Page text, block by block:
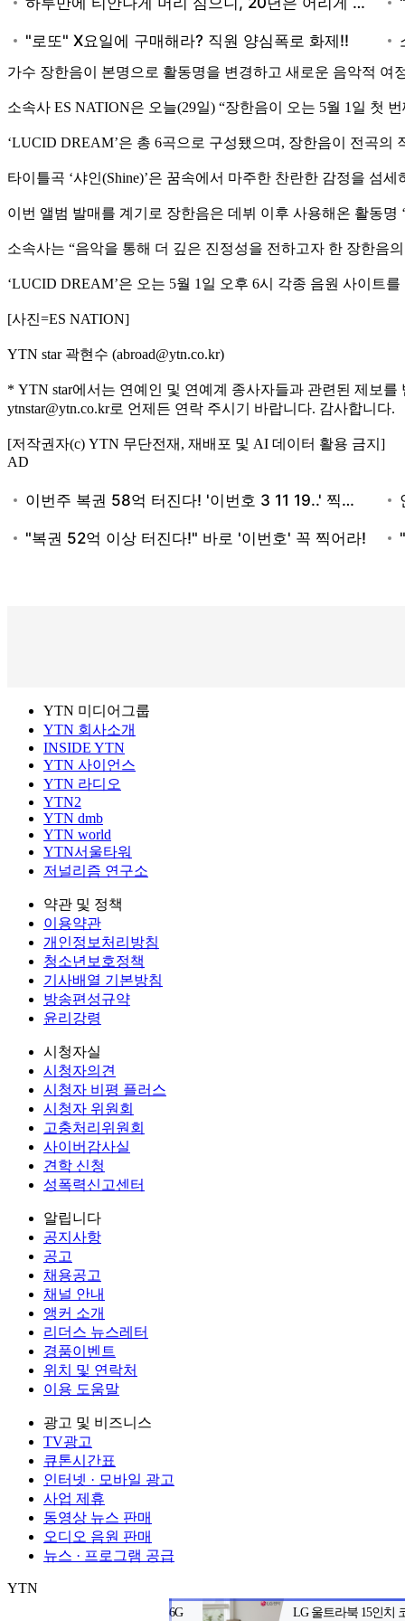
가수 장한음이 본명으로 활동명을 변경하고 새로운 음악적 여
소속사 ES NATION은 오늘(29일) “장한음이 오는 5월 1일 첫
‘LUCID DREAM’은 총 6곡으로 구성됐으며, 장한음이 전곡
타이틀곡 ‘샤인(Shine)’은 꿈속에서 마주한 찬란한 감정을 섬
이번 앨범 발매를 계기로 장한음은 데뷔 이후 사용해온 활동명
소속사는 “음악을 통해 더 깊은 진정성을 전하고자 한 장한음
‘LUCID DREAM’은 오는 5월 1일 오후 6시 각종 음원 사이트
[사진=ES NATION]
YTN star 곽현수 (abroad@ytn.co.kr)
* YTN star에서는 연예인 및 연예계 종사자들과 관련된 제보를
ytnstar@ytn.co.kr로 언제든 연락 주시기 바랍니다. 감사합니다.
[저작권자(c) YTN 무단전재, 재배포 및 AI 데이터 활용 금지]
AD
YTN 미디어그룹
YTN 회사소개
INSIDE YTN
YTN 사이언스
YTN 라디오
YTN2
YTN dmb
YTN world
YTN서울타워
저널리즘 연구소
약관 및 정책
이용약관
개인정보처리방침
청소년보호정책
기사배열 기본방침
방송편성규약
윤리강령
시청자실
시청자의견
시청자 비평 플러스
시청자 위원회
고충처리위원회
사이버감사실
견학 신청
성폭력신고센터
알립니다
공지사항
공고
채용공고
채널 안내
앵커 소개
리더스 뉴스레터
경품이벤트
위치 및 연락처
이용 도움말
광고 및 비즈니스
TV광고
큐톤시간표
인터넷 · 모바일 광고
사업 제휴
동영상 뉴스 판매
오디오 음원 판매
뉴스 · 프로그램 공급
YTN
서울특별시 마포구 상암산로 76 (상암동) 대표전화: